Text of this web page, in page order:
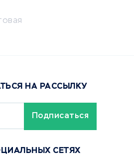
НА РАССЫЛКУ
СЕТЯХ